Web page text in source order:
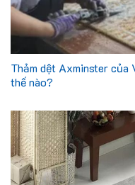
Thảm dệt Axminster của
thế nào?